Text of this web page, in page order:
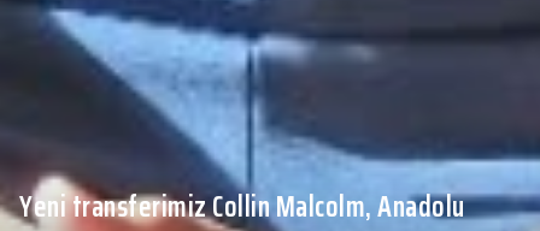
Yeni transferimiz Collin Malcolm, Anadolu